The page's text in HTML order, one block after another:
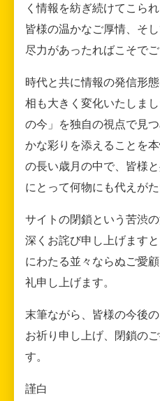
く情報を紡ぎ続けてこら
皆様の温かなご厚情、そ
尽力があったればこそでご
時代と共に情報の発信形
相も大きく変化いたしま
の今」を独自の視点で見
かな彩りを添えることを
の長い歳月の中で、皆様
にとって何物にも代えが
サイトの閉鎖という苦渋
深くお詫び申し上げます
にわたる並々ならぬご愛
礼申し上げます。
末筆ながら、皆様の今後
お祈り申し上げ、閉鎖の
す。
謹白